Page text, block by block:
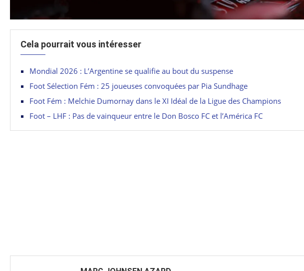
Cela pourrait vous intéresser
Mondial 2026 : L’Argentine se qualifie au bout du suspense
Foot Sélection Fém : 25 joueuses convoquées par Pia Sundhage
Foot Fém : Melchie Dumornay dans le XI Idéal de la Ligue des Champions
Foot – LHF : Pas de vainqueur entre le Don Bosco FC et l’América FC